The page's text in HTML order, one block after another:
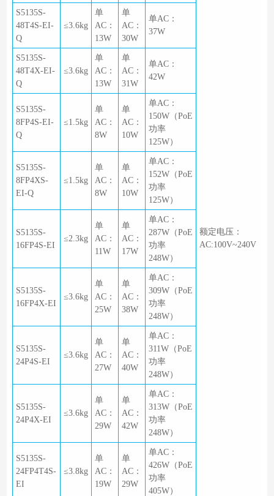
额定电压：
AC:100V~240V
S5135S-
48T4S-EI-
Q
≤3.6kg
单
AC：
13W
单
AC：
30W
单AC：
37W
S5135S-
48T4X-EI-
Q
≤3.6kg
单
AC：
13W
单
AC：
31W
单AC：
42W
S5135S-
8FP4S-EI-
Q
≤1.5kg
单
AC：
8W
单
AC：
10W
单AC：
150W（PoE
功率
125W）
S5135S-
8FP4XS-
EI-Q
≤1.5kg
单
AC：
8W
单
AC：
10W
单AC：
152W（PoE
功率
125W）
S5135S-
16FP4S-EI
≤2.3kg
单
AC：
11W
单
AC：
17W
单AC：
287W（PoE
功率
248W）
S5135S-
16FP4X-EI
≤3.6kg
单
AC：
25W
单
AC：
38W
单AC：
309W（PoE
功率
248W）
S5135S-
24P4S-EI
≤3.6kg
单
AC：
27W
单
AC：
40W
单AC：
311W（PoE
功率
248W）
S5135S-
24P4X-EI
≤3.6kg
单
AC：
29W
单
AC：
42W
单AC：
313W（PoE
功率
248W）
S5135S-
24FP4T4S-
EI
≤3.8kg
单
AC：
19W
单
AC：
29W
单AC：
426W（PoE
功率
405W）